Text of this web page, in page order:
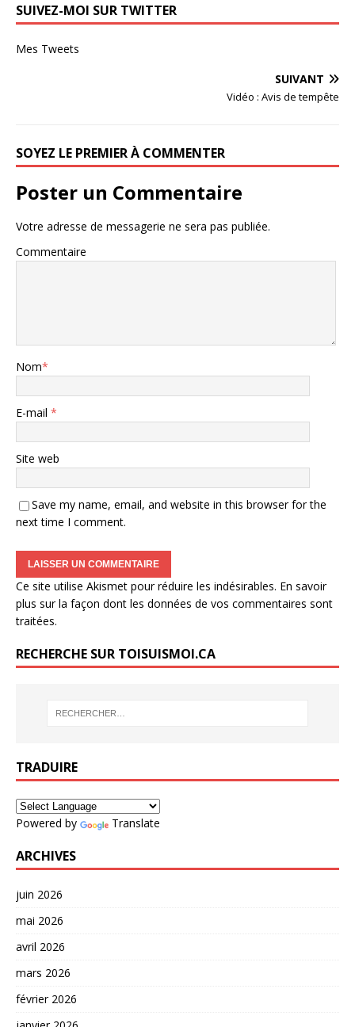
SUIVEZ-MOI SUR TWITTER
Mes Tweets
SUIVANT
Vidéo : Avis de tempête
SOYEZ LE PREMIER À COMMENTER
Poster un Commentaire
Votre adresse de messagerie ne sera pas publiée.
Commentaire
Nom*
E-mail *
Site web
Save my name, email, and website in this browser for the
next time I comment.
Ce site utilise Akismet pour réduire les indésirables. En savoir
plus sur la façon dont les données de vos commentaires sont
traitées.
RECHERCHE SUR TOISUISMOI.CA
TRADUIRE
Powered by Translate
ARCHIVES
juin 2026
mai 2026
avril 2026
mars 2026
février 2026